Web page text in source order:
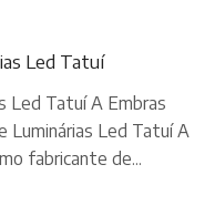
Led Tatuí
Led Tatuí A Embras
Luminárias Led Tatuí A
fabricante de...